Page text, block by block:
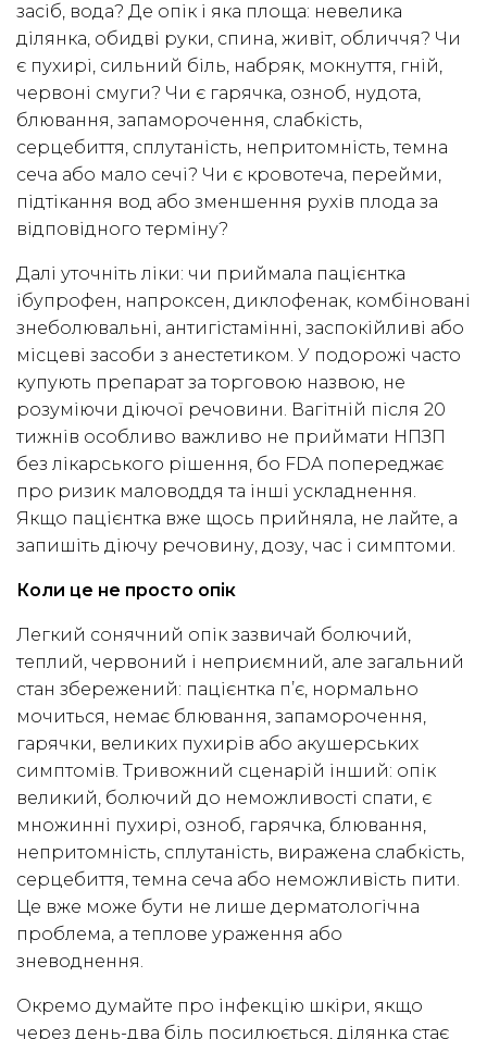
засіб, вода? Де опік і яка площа: невелика
ділянка, обидві руки, спина, живіт, обличчя? Чи
є пухирі, сильний біль, набряк, мокнуття, гній,
червоні смуги? Чи є гарячка, озноб, нудота,
блювання, запаморочення, слабкість,
серцебиття, сплутаність, непритомність, темна
сеча або мало сечі? Чи є кровотеча, перейми,
підтікання вод або зменшення рухів плода за
відповідного терміну?
Далі уточніть ліки: чи приймала пацієнтка
ібупрофен, напроксен, диклофенак, комбіновані
знеболювальні, антигістамінні, заспокійливі або
місцеві засоби з анестетиком. У подорожі часто
купують препарат за торговою назвою, не
розуміючи діючої речовини. Вагітній після 20
тижнів особливо важливо не приймати НПЗП
без лікарського рішення, бо FDA попереджає
про ризик маловоддя та інші ускладнення.
Якщо пацієнтка вже щось прийняла, не лайте, а
запишіть діючу речовину, дозу, час і симптоми.
Коли це не просто опік
Легкий сонячний опік зазвичай болючий,
теплий, червоний і неприємний, але загальний
стан збережений: пацієнтка п’є, нормально
мочиться, немає блювання, запаморочення,
гарячки, великих пухирів або акушерських
симптомів. Тривожний сценарій інший: опік
великий, болючий до неможливості спати, є
множинні пухирі, озноб, гарячка, блювання,
непритомність, сплутаність, виражена слабкість,
серцебиття, темна сеча або неможливість пити.
Це вже може бути не лише дерматологічна
проблема, а теплове ураження або
зневоднення.
Окремо думайте про інфекцію шкіри, якщо
через день-два біль посилюється, ділянка стає